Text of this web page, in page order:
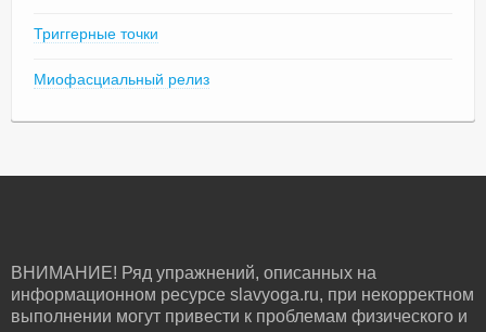
Триггерные точки
Миофасциальный релиз
ВНИМАНИЕ! Ряд упражнений, описанных на
информационном ресурсе slavyoga.ru, при некорректном
выполнении могут привести к проблемам физического и